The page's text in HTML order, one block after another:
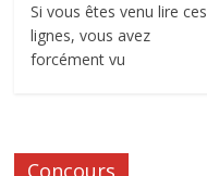
Si vous êtes venu lire ces
lignes, vous avez
forcément vu
Concours